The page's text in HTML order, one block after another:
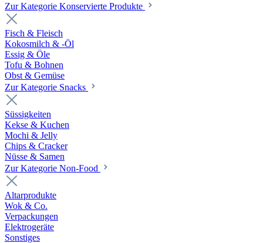
Zur Kategorie Konservierte Produkte
Fisch & Fleisch
Kokosmilch & -Öl
Essig & Öle
Tofu & Bohnen
Obst & Gemüse
Zur Kategorie Snacks
Süssigkeiten
Kekse & Kuchen
Mochi & Jelly
Chips & Cracker
Nüsse & Samen
Zur Kategorie Non-Food
Altarprodukte
Wok & Co.
Verpackungen
Elektrogeräte
Sonstiges